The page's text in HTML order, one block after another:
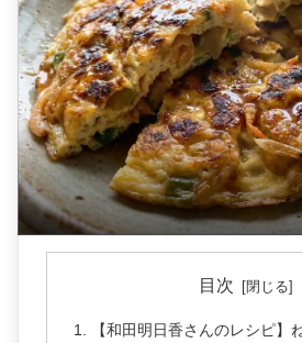
目次
【和田明日香さんのレシピ】